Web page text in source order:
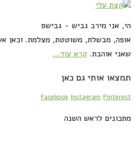
הי, אני מירב גביש - גבישס
אופה, מבשלת, משוטטת, מצלמת. וכאן
שאני אוהבת. קרא עוד...
תמצאו אותי גם כאן
Facebook Instagram Pinterest
מתכונים לראש השנה